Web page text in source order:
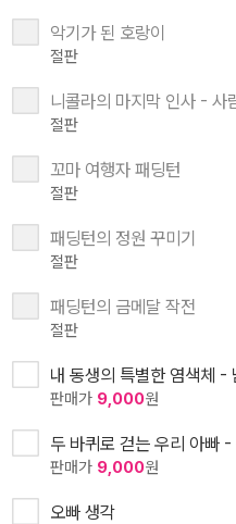
악기가 된 호랑이
절판
니콜라의 마지막 인사 - 사
절판
꼬마 여행자 패딩턴
절판
패딩턴의 정원 꾸미기
절판
패딩턴의 금메달 작전
절판
내 동생의 특별한 염색체 -
판매가 9,000원
두 바퀴로 걷는 우리 아빠
판매가 9,000원
오빠 생각